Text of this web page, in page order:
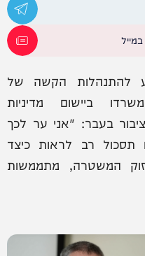
להתנהלות הקשה של
ביישום מדיניות
בעבר: "אני ער לכך
תסכול רב לראות כיצד
המשטרה, מתממשות